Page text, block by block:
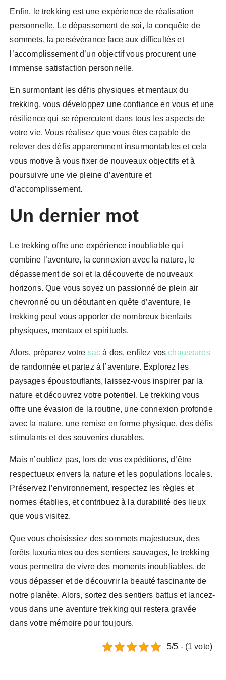
Enfin, le trekking est une expérience de réalisation
personnelle. Le dépassement de soi, la conquête de
sommets, la persévérance face aux difficultés et
l’accomplissement d’un objectif vous procurent une
immense satisfaction personnelle.
En surmontant les défis physiques et mentaux du
trekking, vous développez une confiance en vous et une
résilience qui se répercutent dans tous les aspects de
votre vie. Vous réalisez que vous êtes capable de
relever des défis apparemment insurmontables et cela
vous motive à vous fixer de nouveaux objectifs et à
poursuivre une vie pleine d’aventure et
d’accomplissement.
Un dernier mot
Le trekking offre une expérience inoubliable qui
combine l’aventure, la connexion avec la nature, le
dépassement de soi et la découverte de nouveaux
horizons. Que vous soyez un passionné de plein air
chevronné ou un débutant en quête d’aventure, le
trekking peut vous apporter de nombreux bienfaits
physiques, mentaux et spirituels.
Alors, préparez votre sac à dos, enfilez voschaussures
de randonnée et partez à l’aventure. Explorez les
paysages époustouflants, laissez-vous inspirer par la
nature et découvrez votre potentiel. Le trekking vous
offre une évasion de la routine, une connexion profonde
avec la nature, une remise en forme physique, des défis
stimulants et des souvenirs durables.
Mais n’oubliez pas, lors de vos expéditions, d’être
respectueux envers la nature et les populations locales.
Préservez l’environnement, respectez les règles et
normes établies, et contribuez à la durabilité des lieux
que vous visitez.
Que vous choisissiez des sommets majestueux, des
forêts luxuriantes ou des sentiers sauvages, le trekking
vous permettra de vivre des moments inoubliables, de
vous dépasser et de découvrir la beauté fascinante de
notre planète. Alors, sortez des sentiers battus et lancez-
vous dans une aventure trekking qui restera gravée
dans votre mémoire pour toujours.
5/5 - (1 vote)